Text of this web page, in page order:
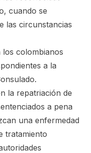
cuando se
las circunstancias
colombianos
a la
la repatriación de
a pena
una enfermedad
tratamiento